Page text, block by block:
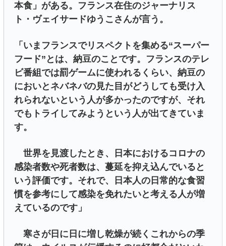
本食」がある。フランス在住のジャーナリス
ト・ヴェイサードゆうこさんが言う。
「いまフランスでリスペクトを集める“スーパー
フード”とは、納豆のことです。フランスのテレ
ビ番組では罰ゲームに使われるくらい、納豆の
においとネバネバの見た目がどうしても受け入
れられないという人が多かったのですが、それ
でもトライしてみようという人が出てきていま
す。
世界を見渡したとき、日本におけるコロナの
感染者数や死者数は、蔓延を抑え込んでいると
いう評価です。それで、日本人の日常的な食習
慣を参考にして感染を免れたいと考える人が増
えているのです」
寒さが日に日に増し乾燥が続くこれからの季